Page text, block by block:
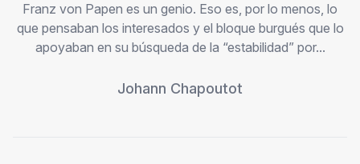
Franz von Papen es un genio. Eso es, por lo menos, lo
que pensaban los interesados y el bloque burgués que lo
apoyaban en su búsqueda de la “estabilidad” por...
Johann Chapoutot